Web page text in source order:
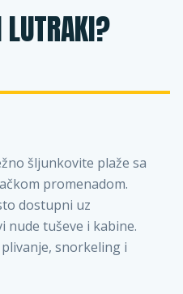
šljunkovite plaže sa
promenadom.
dostupni uz
nude tuševe i kabine.
snorkeling i